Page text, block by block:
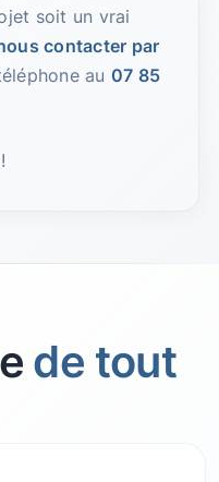
soit un vrai
contacter par
au 07 85
de tout